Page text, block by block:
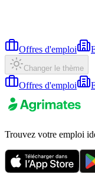
Offres d'emploi
Changer le thème
Offres d'emploi
Trouvez votre emploi